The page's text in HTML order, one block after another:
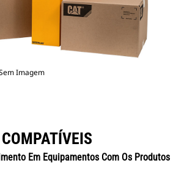
Imagem
Em Equipamentos Com Os Produtos